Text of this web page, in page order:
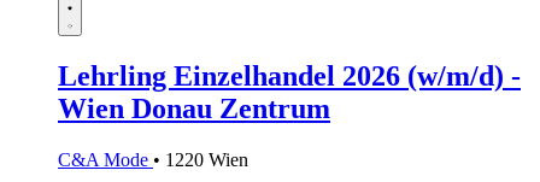
Lehrling Einzelhandel 2026 (w/m/d) -
Wien Donau Zentrum
C&A Mode • 1220 Wien